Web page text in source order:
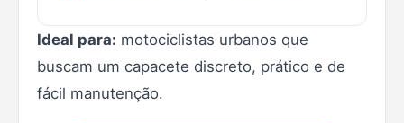
Ideal para: motociclistas urbanos que
buscam um capacete discreto, prático e de
fácil manutenção.